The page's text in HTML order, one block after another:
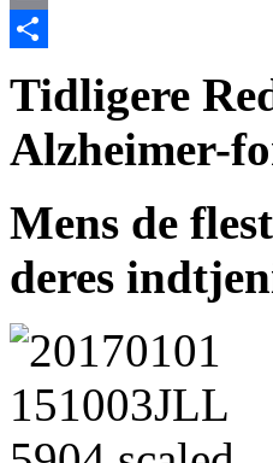
Email
Tidligere
Alzheimer-
Mens de
deres